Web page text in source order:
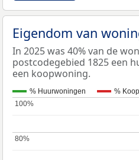
Eigendom van
In 2025 was 40% van de
postcodegebied 1825 een
een koopwoning.
% Huurwoningen %
80%
80%
100%
100%